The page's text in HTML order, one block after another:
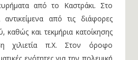
από το Καστράκι. Στο
αντικείμενα από τις διάφορες
και τεκμήρια κατοίκησης
π.Χ. Στον όροφο